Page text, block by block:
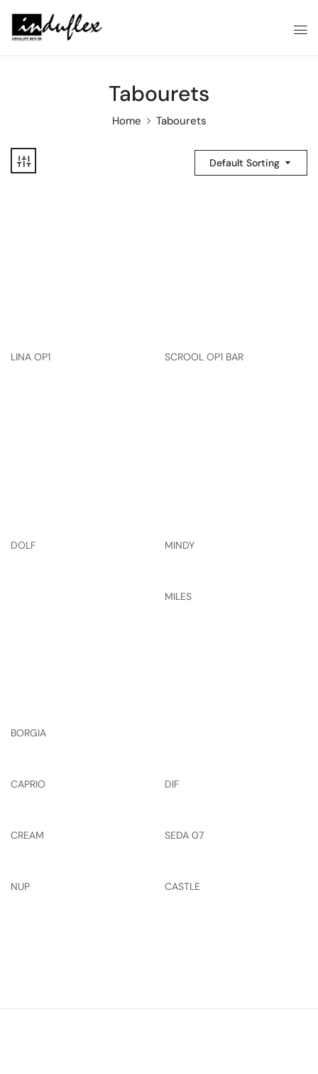
Tabourets
Home Tabourets
Default Sorting
LINA OP1 SCROOL OP1 BAR
DOLF MINDY
BORGIA
MILES
CAPRIO DIF
CREAM SEDA 07
NUP CASTLE